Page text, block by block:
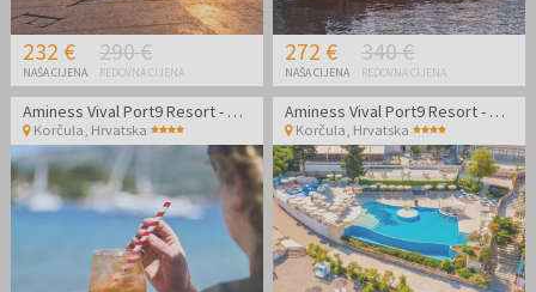
232 €
NAŠA CIJENA
290 €
REDOVNA CIJENA
272 €
NAŠA CIJENA
340 €
REDOVNA CIJENA
Aminess Vival Port9 Resort - Obiteljski kraj ljeta na Korčuli
Korčula Hrvatska
Aminess Vival Port9 Resort - Obiteljski kraj ljeta na Korčuli
Korčula Hrvatska